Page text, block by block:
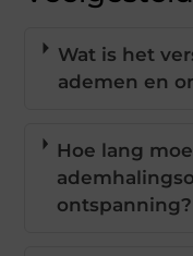
Wat is het
ademen en
Hoe lang
ontspanning?